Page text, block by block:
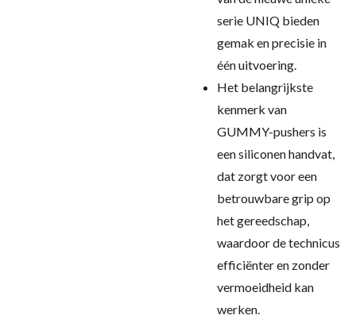
serie UNIQ bieden
gemak en precisie in
één uitvoering.
Het belangrijkste
kenmerk van
GUMMY-pushers is
een siliconen handvat,
dat zorgt voor een
betrouwbare grip op
het gereedschap,
waardoor de technicus
efficiënter en zonder
vermoeidheid kan
werken.